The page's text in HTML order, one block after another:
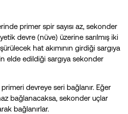
primer spir sayısı az, sekonder
devre (nüve) üzerine sarılmış iki
hat akımının girdiği sargıya
elde edildiği sargıya sekonder
devreye seri bağlanır. Eğer
bağlanacaksa, sekonder uçlar
bağlanırlar.